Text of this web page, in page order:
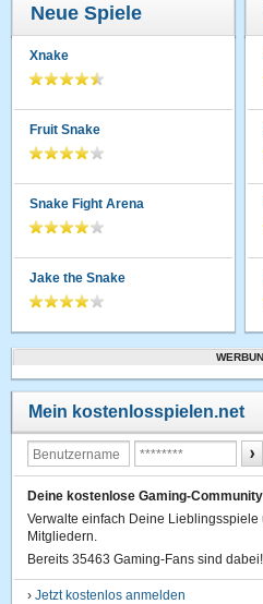
Neue Spiele
Xnake
Fruit Snake
Snake Fight Arena
Jake the Snake
Mein kostenlosspielen.net
Deine kostenlose Gaming-Community
Verwalte einfach Deine
Mitgliedern.
Bereits 35463 Gaming-Fans sind dabei!
›Jetzt kostenlos anmelden